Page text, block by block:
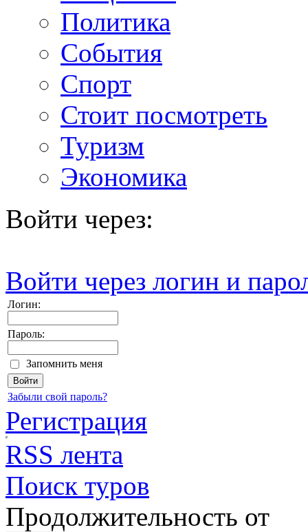
Политика
События
Спорт
Стоит посмотреть
Туризм
Экономика
Войти через:
Войти через логин и
Логин:
Пароль:
Запомнить меня
Забыли свой пароль?
Регистрация
RSS лента
Поиск туров
Продолжительность от